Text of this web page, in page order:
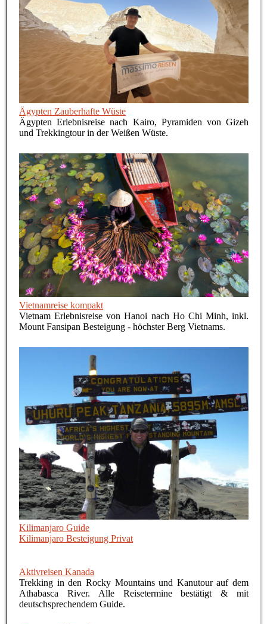
Ägypten Zauberhafte Wüste
Ägypten Erlebnisreise nach Kairo, Pyramiden von Gizeh
und Trekkingtour in der Weißen Wüste.
Vietnamreise kompakt
Vietnam Erlebnisreise von Hanoi nach Ho Chi Minh, inkl.
Mount Fansipan Besteigung - höchster Berg Vietnams.
Kilimanjaro Guide
Kilimanjaro Besteigung Privat
Aktivreisen Kanada
Trekking in den Rocky Mountains und Kanutour auf dem
Athabasca River. Alle Reisetermine bestätigt & mit
deutschsprechendem Guide.